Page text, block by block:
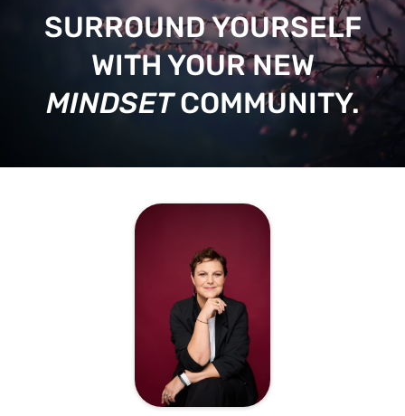
SURROUND YOURSELF
WITH YOUR NEW
MINDSETCOMMUNITY.